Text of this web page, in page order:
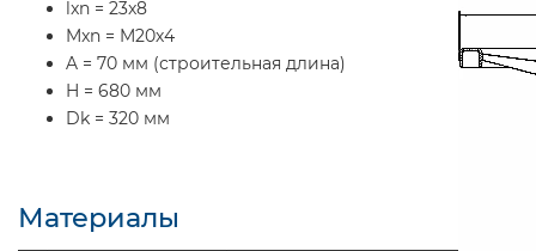
lxn = 23x8
Mxn = M20х4
A = 70 мм (строительная длина)
H = 680 мм
Dk = 320 мм
Материалы